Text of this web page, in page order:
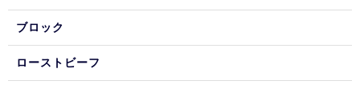
ブロック
ローストビーフ